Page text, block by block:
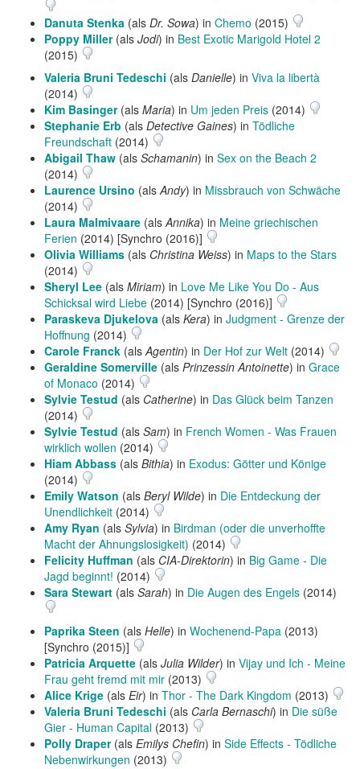
Danuta Stenka (als Dr. Sowa) in Chemo (2015)
Poppy Miller(als Jodi) in Best Exotic Marigold Hotel 2
(2015)
Valeria Bruni Tedeschi (als Danielle) in Viva la libertà
(2014)
Kim Basinger(als Maria) in Um jeden Preis (2014)
Stephanie Erb (als Detective Gaines) in Tödliche
Freundschaft (2014)
Abigail Thaw (als Schamanin) in Sex on the Beach 2
(2014)
Laurence Ursino (alsAndy) in Missbrauch von Schwäche
(2014)
Laura Malmivaare (alsAnnika) in Meine griechischen
Ferien (2014) [Synchro (2016)]
Olivia Williams (als Christina Weiss) in Maps to the Stars
(2014)
Sheryl Lee (als Miriam) in Love Me Like You Do - Aus
Schicksal wird Liebe (2014) [Synchro (2016)]
Paraskeva Djukelova (als Kera) in Judgment - Grenze der
Hoffnung (2014)
Carole Franck (alsAgentin) in Der Hof zur Welt (2014)
Geraldine Somerville (als Prinzessin Antoinette) in Grace
of Monaco (2014)
Sylvie Testud (als Catherine) in Das Glück beim Tanzen
(2014)
Sylvie Testud (als Sam) in French Women - Was Frauen
wirklich wollen (2014)
Hiam Abbass (als Bithia) in Exodus: Götter und Könige
(2014)
Emily Watson (als Beryl Wilde) in Die Entdeckung der
Unendlichkeit (2014)
Amy Ryan (als Sylvia) in Birdman (oder die unverhoffte
Macht der Ahnungslosigkeit) (2014)
Felicity Huffman (als CIA-Direktorin) in Big Game - Die
Jagd beginnt! (2014)
Sara Stewart (als Sarah) in Die Augen des Engels (2014)
Paprika Steen (als Helle) in Wochenend-Papa (2013)
[Synchro (2015)]
Patricia Arquette (als Julia Wilder) in Vijay und Ich - Meine
Frau geht fremd mit mir (2013)
Alice Krige (als Eir) in Thor - The Dark Kingdom (2013)
Valeria Bruni Tedeschi (als Carla Bernaschi) in Die süße
Gier - Human Capital (2013)
Polly Draper(als Emilys Chefin) in Side Effects - Tödliche
Nebenwirkungen (2013)